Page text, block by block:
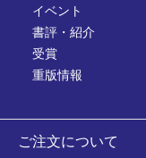
イベント
書評・紹介
受賞
重版情報
ご注文について